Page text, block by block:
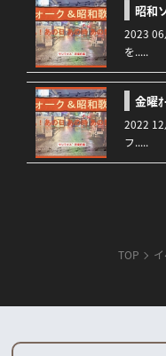
昭和
2023 06
を.....
金曜
2022 12
フ.....
TOP